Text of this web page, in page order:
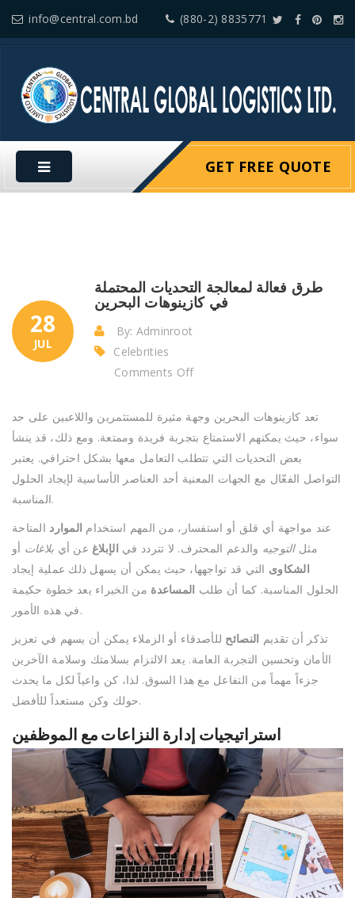
info@central.com.bd (880-2) 8835771
GET FREE QUOTE
28
JUL
طرق فعالة لمعالجة التحديات المحتملة
في كازينوهات البحرين
By: Adminroot
Celebrities
Comments Off
فعالة
لمعالجة
التحديات
المحتملة
البحرين
تعد كازينوهات البحرين وجهة مثيرة للمستثمرين واللاعبين على حد
سواء، حيث يمكنهم الاستمتاع بتجربة فريدة وممتعة. ومع ذلك، قد ينشأ
بعض التحديات التي تتطلب التعامل معها بشكل احترافي. يعتبر
التواصل الفعّال مع الجهات المعنية أحد العناصر الأساسية لإيجاد الحلول
المناسبة.
عند مواجهة أي قلق أو استفسار، من المهم استخدام الموارد المتاحة
مثلالتوجيه والدعم المحترف. لا تتردد في الإبلاغ عن أي بلاغات أو
الشكاوى التي قد تواجهها، حيث يمكن أن يسهل ذلك عملية إيجاد
الحلول المناسبة. كما أن طلب المساعدة من الخبراء يعد خطوة حكيمة
في هذه الأمور.
تذكر أن تقديم النصائح للأصدقاء أو الزملاء يمكن أن يسهم في تعزيز
الأمان وتحسين التجربة العامة. يعد الالتزام بسلامتك وسلامة الآخرين
جزءاً مهماً من التفاعل مع هذا السوق. لذا، كن واعياً لكل ما يحدث
حولك وكن مستعداً للأفضل.
استراتيجيات إدارة النزاعات مع الموظفين